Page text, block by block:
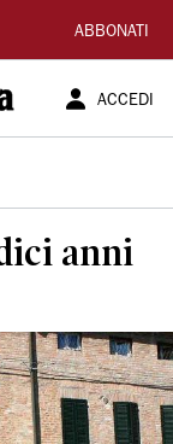
ABBONATI
ACCEDI
anni